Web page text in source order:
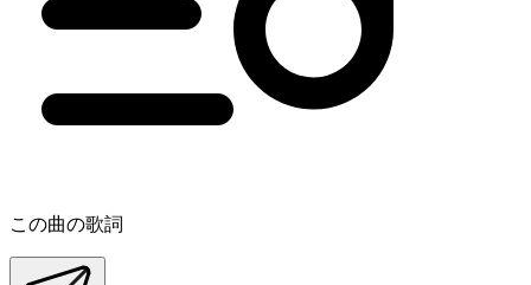
この曲の歌詞